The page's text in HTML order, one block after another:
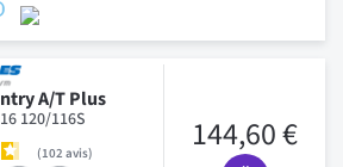
A/T Plus
120/116S
102 avis 144,60 €